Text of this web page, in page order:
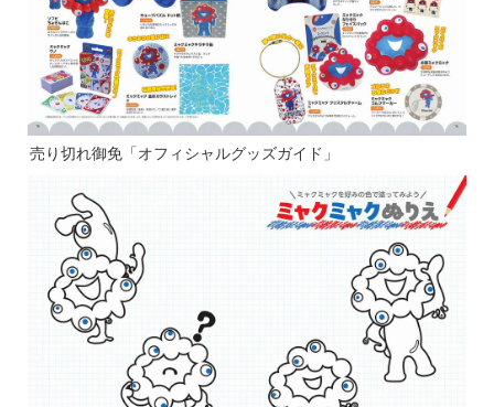
売り切れ御免「オフィシャルグッズガイド」